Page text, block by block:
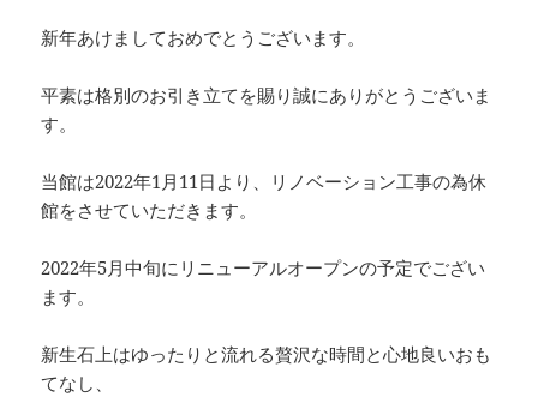
新年あけましておめでとうございます。
平素は格別のお引き立てを賜り誠にありがとうございま
す。
当館は2022年1月11日より、リノベーション工事の為休
館をさせていただきます。
2022年5月中旬にリニューアルオープンの予定でござい
ます。
新生石上はゆったりと流れる贅沢な時間と心地良いおも
てなし、